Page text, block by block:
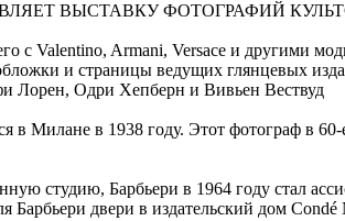
ВЫСТАВКУ ФОТОГРАФИЙ
с Valentino, Armani, Versace и другими
и страницы ведущих глянцевых
Лорен, Одри Хепберн и Вивьен Вествуд
в Милане в 1938 году. Этот фотограф в
студию, Барбьери в 1964 году стал
Барбьери двери в издательский дом